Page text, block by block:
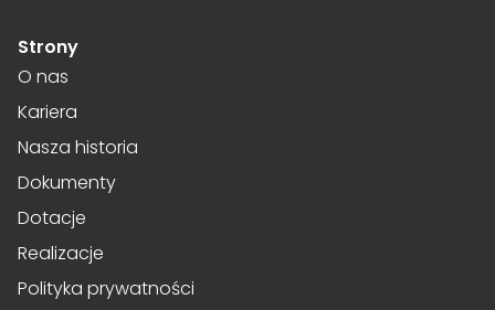
Strony
O nas
Kariera
Nasza historia
Dokumenty
Dotacje
Realizacje
Polityka prywatności